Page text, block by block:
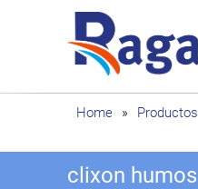
Home » Productos
clixon humos